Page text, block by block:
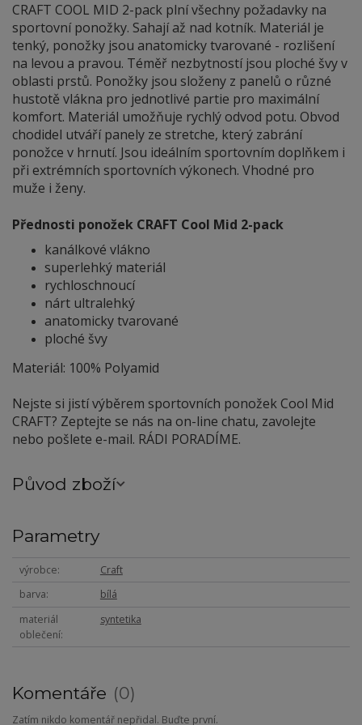
CRAFT COOL MID 2-pack plní všechny požadavky na
sportovní ponožky. Sahají až nad kotník. Materiál je
tenký, ponožky jsou anatomicky tvarované - rozlišení
na levou a pravou. Téměř nezbytností jsou ploché švy v
oblasti prstů. Ponožky jsou složeny z panelů o různé
hustotě vlákna pro jednotlivé partie pro maximální
komfort. Materiál umožňuje rychlý odvod potu. Obvod
chodidel utváří panely ze stretche, který zabrání
ponožce v hrnutí. Jsou ideálním sportovním doplňkem i
při extrémních sportovních výkonech. Vhodné pro
muže i ženy.
Přednosti ponožek CRAFT Cool Mid 2-pack
kanálkové vlákno
superlehký materiál
rychloschnoucí
nárt ultralehký
anatomicky tvarované
ploché švy
Materiál: 100% Polyamid
Nejste si jistí výběrem sportovních ponožek Cool Mid
CRAFT? Zeptejte se nás na on-line chatu, zavolejte
nebo pošlete e-mail. RÁDI PORADÍME.
Původ zboží
Parametry
výrobce
Craft
barva
bílá
materiál
oblečení
syntetika
Komentáře 0
Zatím nikdo komentář nepřidal. Buďte první.